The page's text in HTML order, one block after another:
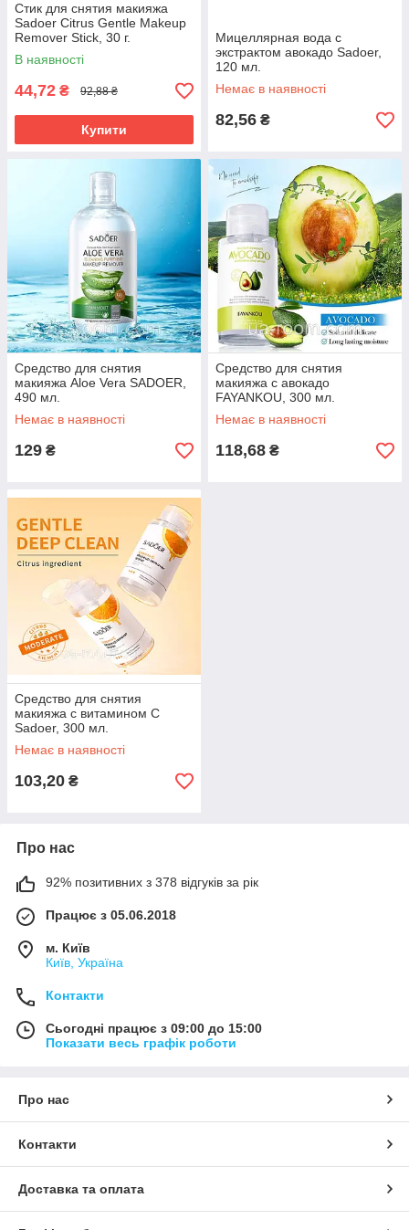
Стик для снятия макияжа
Sadoer Citrus Gentle Makeup
Remover Stick, 30 г.
В наявності
44,72 ₴ 92,88 ₴
Купити
Мицеллярная вода с
экстрактом авокадо Sadoer,
120 мл.
Немає в наявності
82,56 ₴
Средство для снятия
макияжа Aloe Vera SADOER,
490 мл.
Немає в наявності
129 ₴
Средство для снятия
макияжа с авокадо
FAYANKOU, 300 мл.
Немає в наявності
118,68 ₴
Средство для снятия
макияжа с витамином С
Sadoer, 300 мл.
Немає в наявності
103,20 ₴
Про нас
92% позитивних з 378 відгуків за рік
Працює з 05.06.2018
м. Київ
Київ, Україна
Контакти
Сьогодні працює з 09:00 до 15:00
Показати весь графік роботи
Про нас
Контакти
Доставка та оплата